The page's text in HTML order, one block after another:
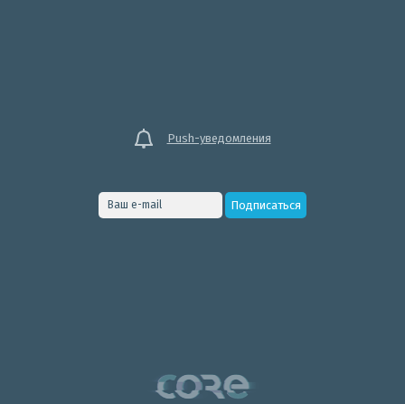
Push-уведомления